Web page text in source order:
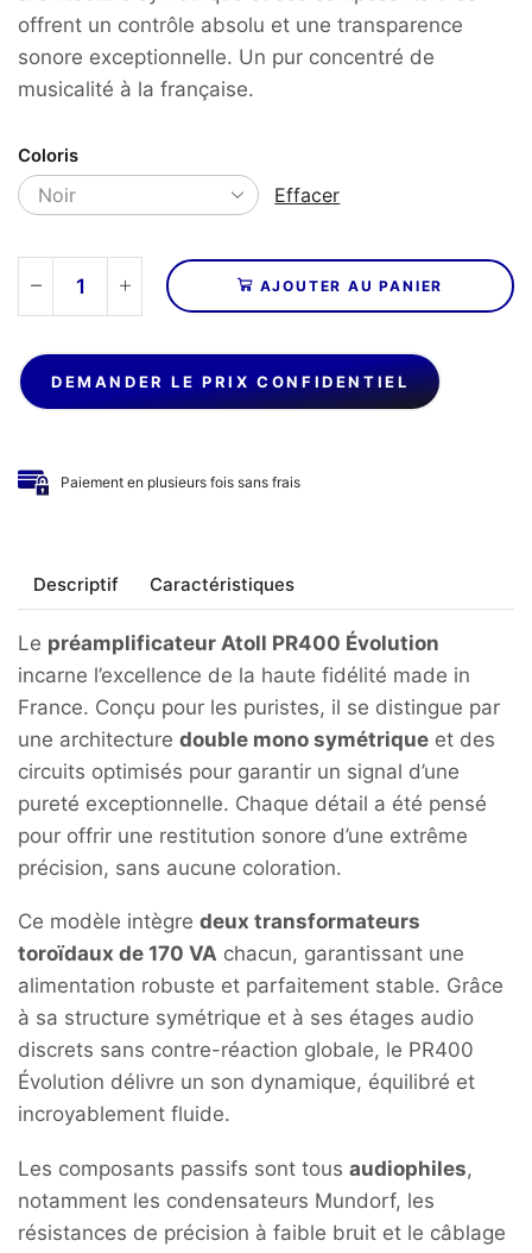
offrent un contrôle absolu et une transparence
sonore exceptionnelle. Un pur concentré de
musicalité à la française.
Coloris
Effacer
quantité
de
ATOLL
-
Préamplificateur
AJOUTER AU PANIER
DEMANDER LE PRIX CONFIDENTIEL
Paiement en plusieurs fois sans frais
Descriptif Caractéristiques
Le préamplificateur Atoll PR400 Évolution
incarne l’excellence de la haute fidélité made in
France. Conçu pour les puristes, il se distingue par
une architecture double mono symétrique et des
circuits optimisés pour garantir un signal d’une
pureté exceptionnelle. Chaque détail a été pensé
pour offrir une restitution sonore d’une extrême
précision, sans aucune coloration.
Ce modèle intègre deux transformateurs
toroïdaux de 170 VA chacun, garantissant une
alimentation robuste et parfaitement stable. Grâce
à sa structure symétrique et à ses étages audio
discrets sans contre-réaction globale, le PR400
Évolution délivre un son dynamique, équilibré et
incroyablement fluide.
Les composants passifs sont tous audiophiles,
notamment les condensateurs Mundorf, les
résistances de précision à faible bruit et le câblage